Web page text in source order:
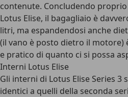
contenute. Concludendo
Lotus Elise, il bagagliaio è
litri, ma espandendosi anche
(il vano è posto dietro il motore)
e pratico di quanto ci si possa
Interni Lotus Elise
Gli interni di Lotus Elise Series 3
identici a quelli della seconda